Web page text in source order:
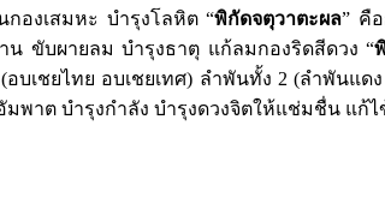
องเสมหะ บำรุงโลหิต “พิกัดจตุวาตะผล” คื
ขับผายลม บำรุงธาตุ แก้ลมกองริดสีดวง “
เชยไทย อบเชยเทศ) ลำพันทั้ง 2 (ลำพันแด
พาต บำรุงกำลัง บำรุงดวงจิตให้แช่มชื่น แก้ไ